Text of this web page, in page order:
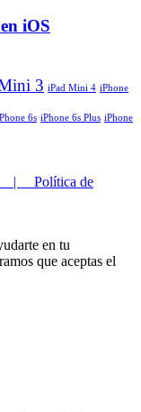
iOS
3 iPad Mini 4 iPhone
6s iPhone 6s Plus iPhone
| Política de
en tu
que aceptas el